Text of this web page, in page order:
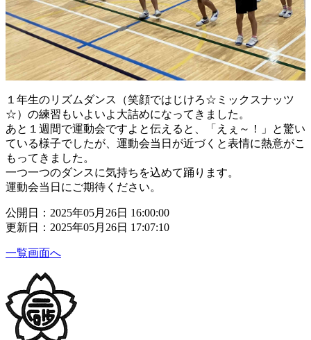
１年生のリズムダンス（笑顔ではじけろ☆ミックスナッツ
☆）の練習もいよいよ大詰めになってきました。
あと１週間で運動会ですよと伝えると、「えぇ～！」と驚い
ている様子でしたが、運動会当日が近づくと表情に熱意がこ
もってきました。
一つ一つのダンスに気持ちを込めて踊ります。
運動会当日にご期待ください。
公開日：2025年05月26日 16:00:00
更新日：2025年05月26日 17:07:10
一覧画面へ